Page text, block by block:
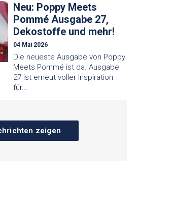
Neu: Poppy Meets
Pommé Ausgabe 27,
Dekostoffe und mehr!
04 Mai 2026
Die neueste Ausgabe von Poppy
Meets Pommé ist da. Ausgabe
27 ist erneut voller Inspiration
für...
zeigen